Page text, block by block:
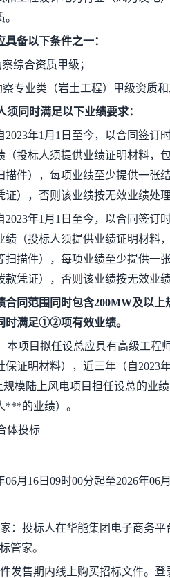
备以下条件之一：
综合资质甲级；
专业类（岩土工程）甲级资质
须同时满足以下业绩要求：
年1月1日至今，以合同签订
（投标人须提供业绩证明材料，
描件），每项业绩至少提供一张
证），否则该业绩按无效业绩处
年1月1日至今，以合同签订
绩（投标人须提供业绩证明材料
扫描件），每项业绩至少提供一
款凭证），否则该业绩按无效业
合同范围同时包含200MW及以
时满足①②项有效业绩。
本项目拟任设总应具有高级工程
保证明材料），近三年（自2023
规模陆上风电项目担任设总的业
***的业绩）。
体投标
06月16日09时00分起至2026年06
：投标人在华能集团电子商务平
管家。
发售期内线上购买招标文件。